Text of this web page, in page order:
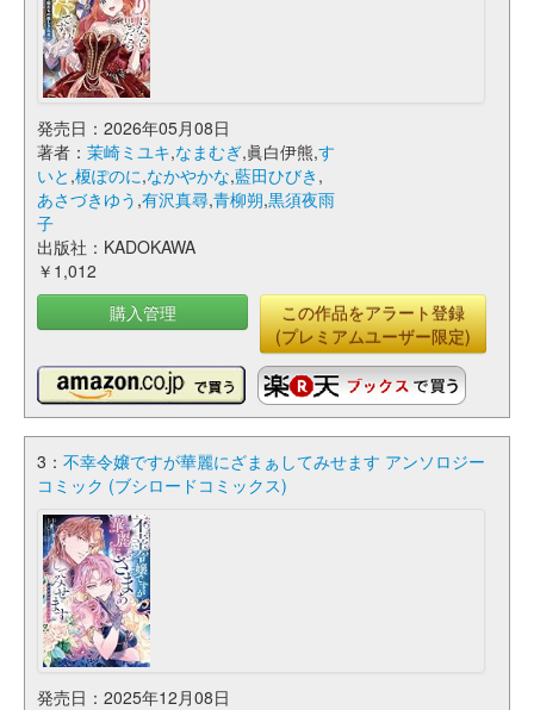
発売日：2026年05月08日
著者： 茉崎ミユキ,なまむぎ,眞白伊熊,す
いと ,榎ぽのに,なかやかな,藍田ひびき ,
あさづきゆう ,有沢真尋,青柳朔,黒須夜雨
子
出版社：KADOKAWA
￥1,012
購入管理
この作品をアラート登録
(プレミアムユーザー限定)
3： 不幸令嬢ですが華麗にざまぁしてみせます アンソロジー
コミック (ブシロードコミックス)
発売日：2025年12月08日